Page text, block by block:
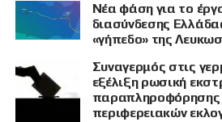
Νέα φάση για το
διασύνδεσης
«γήπεδο» της
Συναγερμός στις
εξέλιξη ρωσική
παραπληροφόρησης
περιφερειακών